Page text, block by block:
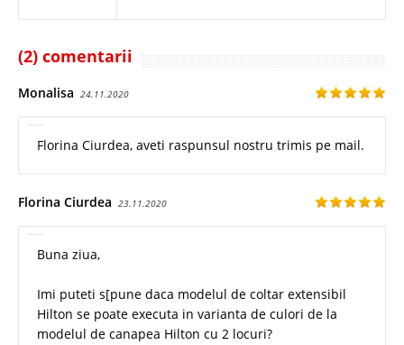
(2) comentarii
Monalisa 24.11.2020
Florina Ciurdea, aveti raspunsul nostru trimis pe mail.
Florina Ciurdea 23.11.2020
Buna ziua,
Imi puteti s[pune daca modelul de coltar extensibil
Hilton se poate executa in varianta de culori de la
modelul de canapea Hilton cu 2 locuri?